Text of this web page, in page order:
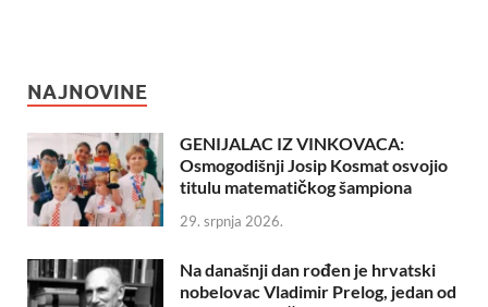
NAJNOVINE
GENIJALAC IZ VINKOVACA:
Osmogodišnji Josip Kosmat osvojio
titulu matematičkog šampiona
29. srpnja 2026.
Na današnji dan rođen je hrvatski
nobelovac Vladimir Prelog, jedan od